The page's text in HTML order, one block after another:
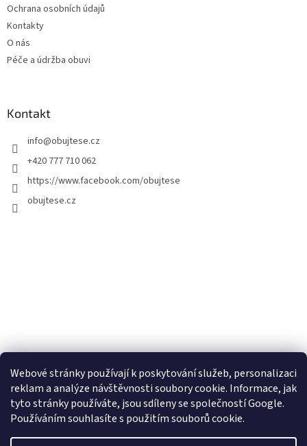
Webové stránky používají k poskytování služeb, personalizaci
reklam a analýze návštěvnosti soubory cookie. Informace, jak
tyto stránky používáte, jsou sdíleny se společností Google.
Používáním souhlasíte s použitím souborů cookie.
Ochrana osobních údajů
Kontakty
O nás
Péče a údržba obuvi
Kontakt
info@obujtese.cz
+420 777 710 062
https://www.facebook.com/obujtese
obujtese.cz